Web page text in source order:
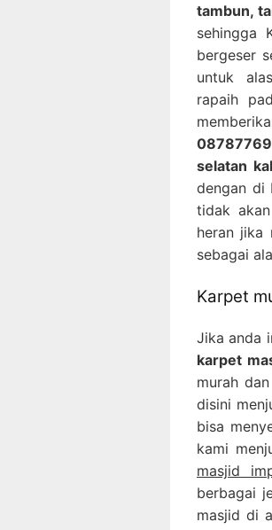
tambun,
sehingga
bergeser
untuk
rapaih
selatan
dengan di
tidak
heran jika
sebagai
Karpet
Jika anda
karpet
murah
disini
bisa
kami
masjid
berbagai
masjid di